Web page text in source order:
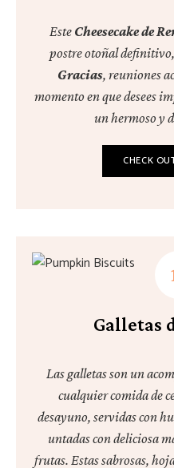
Este Cheesecake de
postre otoñal definitivo,
Gracias, reuniones
momento en que desees
un hermoso y
CHECK
Galletas
Las galletas son un
cualquier comida de
desayuno, servidas con
untadas con deliciosa
frutas. Estas sabrosas,